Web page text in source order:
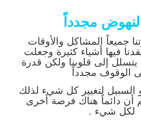
جميعاً المشاكل والأوقات
فيها أشياء كثيرة وجعلت
يتسلل إلى قلوبنا ولكن قدرة
الوقوف مجدداً
السبيل لتغيير كل شيء لذلك
أن دائماً هناك فرصة أخرى
لكل شيء .